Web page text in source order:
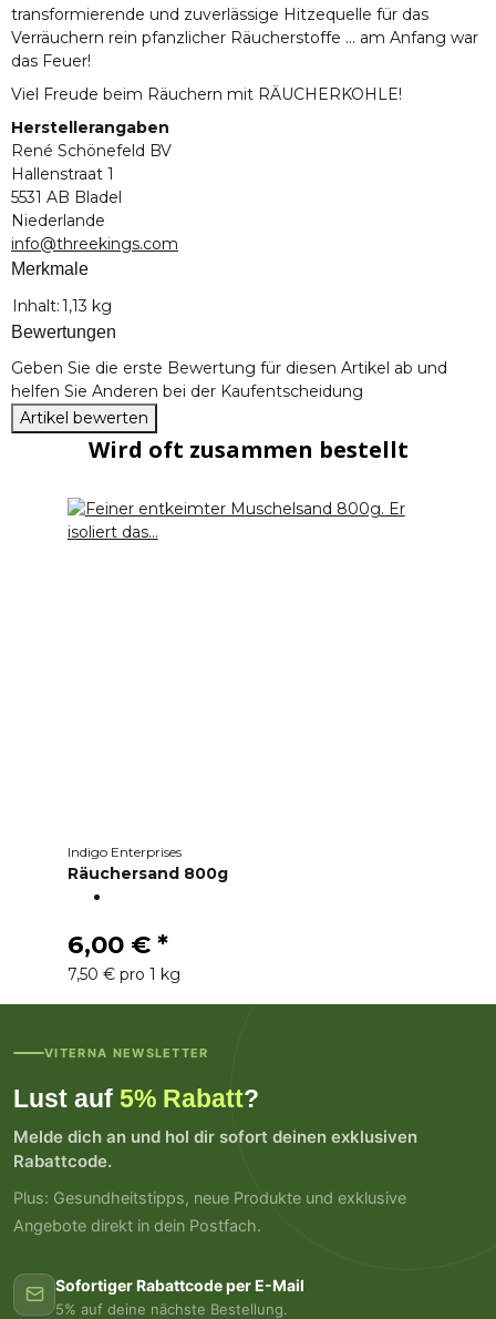
transformierende und zuverlässige Hitzequelle für das
Verräuchern rein pfanzlicher Räucherstoffe ... am Anfang war
das Feuer!
Viel Freude beim Räuchern mit RÄUCHERKOHLE!
Herstellerangaben
René Schönefeld BV
Hallenstraat 1
5531 AB Bladel
Niederlande
info@threekings.com
Merkmale
Produkteigenschaft
Wert
Inhalt:1,13 kg
Bewertungen
Geben Sie die erste Bewertung für diesen Artikel ab und
helfen Sie Anderen bei der Kaufentscheidung
Artikel bewerten
Wird oft zusammen bestellt
Indigo Enterprises
Räuchersand 800g
6,00 € *
7,50 € pro 1 kg
VITERNA NEWSLETTER
Lust auf 5% Rabatt?
Melde dich an und hol dir sofort deinen exklusiven
Rabattcode.
Plus: Gesundheitstipps, neue Produkte und exklusive
Angebote direkt in dein Postfach.
Sofortiger Rabattcode per E-Mail
5% auf deine nächste Bestellung.